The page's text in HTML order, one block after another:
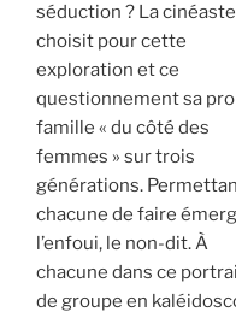
séduction ? La cinéaste
choisit pour cette
exploration et ce
questionnement sa
famille « du côté des
femmes » sur trois
générations.
chacune de faire
l’enfoui, le non-dit. À
chacune dans ce
de groupe en